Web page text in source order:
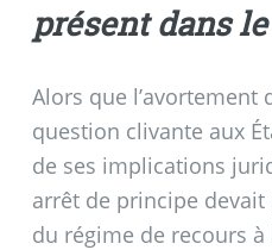
présent dans
Alors que l’avortement
question clivante aux
de ses implications
arrêt de principe
du régime de recours à